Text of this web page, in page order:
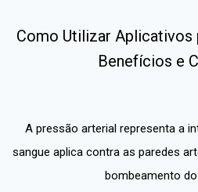
Como Utilizar Aplicativos
Benefícios e
A pressão arterial representa a
sangue aplica contra as paredes
bombeamento